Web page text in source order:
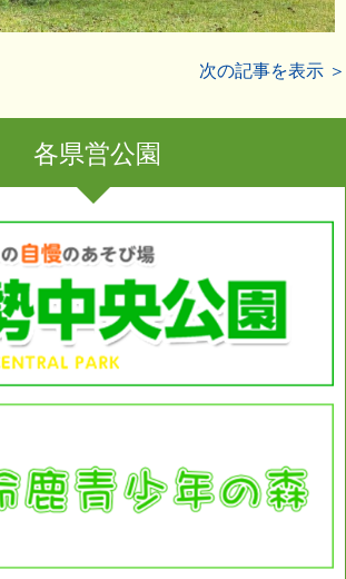
次の記事を表示 ＞
各県営公園